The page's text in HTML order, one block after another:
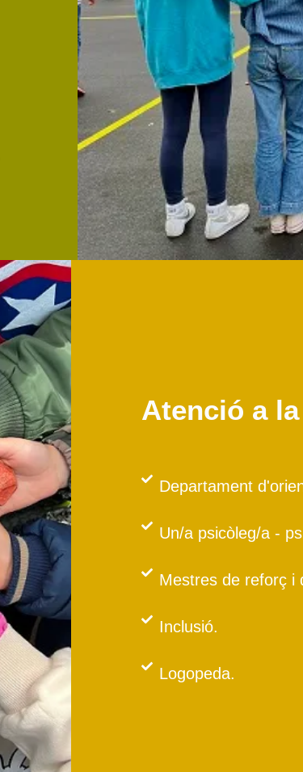
Atenció a
Departament
Un/a psicòleg/a -
Mestres de reforç i
Inclusió.
Logopeda.